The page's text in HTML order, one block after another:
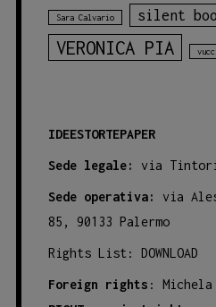
Sara Calvario silent
VERONICA PIA
IDEESTORTEPAPER
Sede legale: via Tintori
Sede operativa:
via
85, 90133 Palermo
Rights List: DOWNLOAD
Foreign rights :